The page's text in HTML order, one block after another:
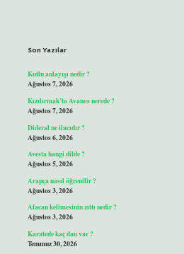
Son Yazılar
Kutlu anlayışı nedir ?
Ağustos 7, 2026
Kızılırmak’ta Avanos nerede ?
Ağustos 7, 2026
Dideral ne ilacıdır ?
Ağustos 6, 2026
Avesta hangi dilde ?
Ağustos 5, 2026
Arapça nasıl öğrenilir ?
Ağustos 3, 2026
Afacan kelimesinin zıttı nedir ?
Ağustos 3, 2026
Karatede kaç dan var ?
Temmuz 30, 2026